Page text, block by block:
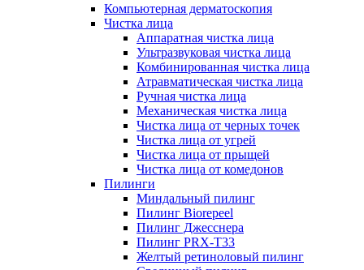
Компьютерная дерматоскопия
Чистка лица
Аппаратная чистка лица
Ультразвуковая чистка лица
Комбинированная чистка лица
Атравматическая чистка лица
Ручная чистка лица
Механическая чистка лица
Чистка лица от черных точек
Чистка лица от угрей
Чистка лица от прыщей
Чистка лица от комедонов
Пилинги
Миндальный пилинг
Пилинг Biorepeel
Пилинг Джесснера
Пилинг PRX-T33
Желтый ретиноловый пилинг